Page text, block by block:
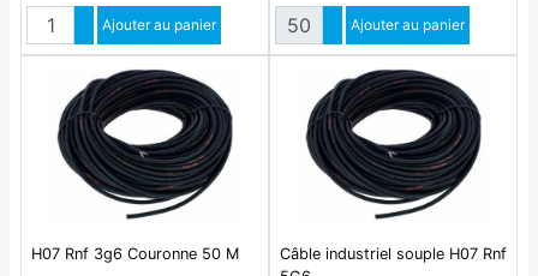
QuantitéAugmenter quantité
Diminuer quantité
Ajouter au panier QuantitéAugmenter quantité
Diminuer quantité
Ajouter au panier
H07 Rnf 3g6 Couronne 50 M
Câble industriel souple H07 Rnf